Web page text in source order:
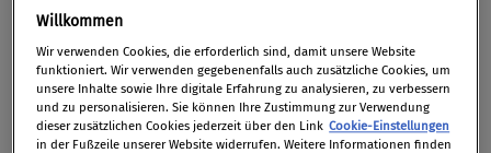
futurezone,wie Spitalssysteme auf die
Elektronische Gesundheitsakte(ELGA) vorbereitet
und vor Missbrauch abgesichert werden.
Willkommen
Wir verwenden Cookies, die erforderlich sind, damit unsere Website
funktioniert. Wir verwenden gegebenenfalls auch zusätzliche Cookies, um
unsere Inhalte sowie Ihre digitale Erfahrung zu analysieren, zu verbessern
und zu personalisieren. Sie können Ihre Zustimmung zur Verwendung
dieser zusätzlichen Cookies jederzeit über den Link Cookie-Einstellungen
in der Fußzeile unserer Website widerrufen. Weitere Informationen finden